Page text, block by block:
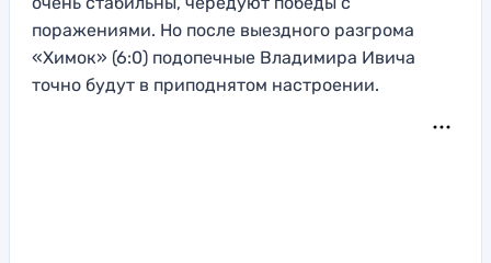
поражениями. Но после выездного разгрома
«Химок» (6:0) подопечные Владимира Ивича
точно будут в приподнятом настроении.